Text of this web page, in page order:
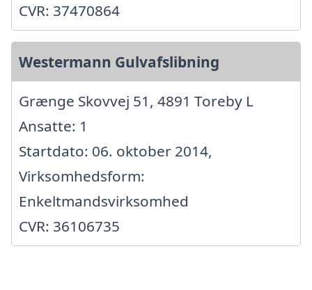
CVR: 37470864
Westermann Gulvafslibning
Grænge Skovvej 51, 4891 Toreby L
Ansatte: 1
Startdato: 06. oktober 2014,
Virksomhedsform:
Enkeltmandsvirksomhed
CVR: 36106735